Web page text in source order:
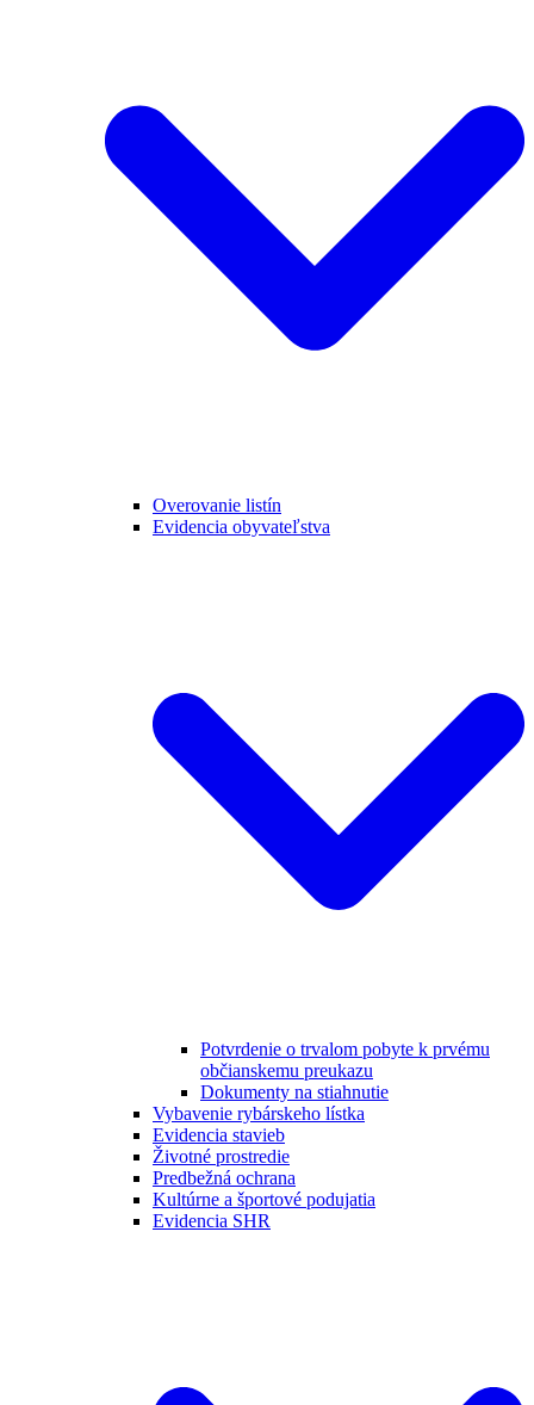
Overovanie listín
Evidencia obyvateľstva
Potvrdenie o trvalom pobyte k prvému
občianskemu preukazu
Dokumenty na stiahnutie
Vybavenie rybárskeho lístka
Evidencia stavieb
Životné prostredie
Predbežná ochrana
Kultúrne a športové podujatia
Evidencia SHR